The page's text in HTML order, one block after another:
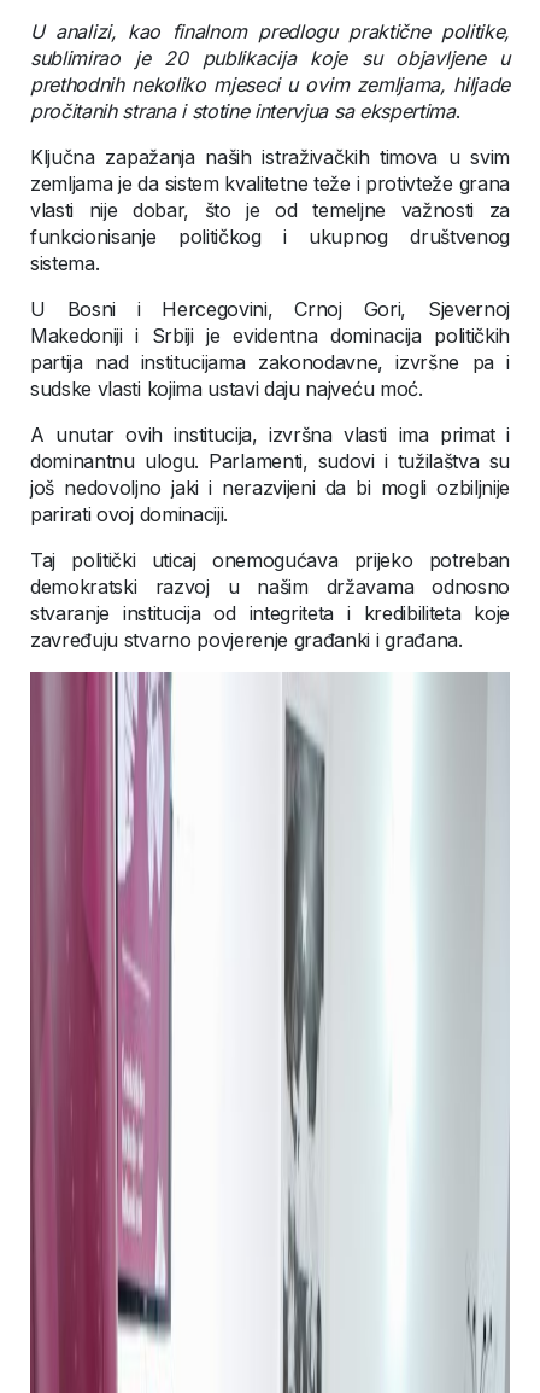
U analizi, kao finalnom predlogu praktične politike,
sublimirao je 20 publikacija koje su objavljene u
prethodnih nekoliko mjeseci u ovim zemljama, hiljade
pročitanih strana i stotine intervjua sa ekspertima.
Ključna zapažanja naših istraživačkih timova u svim
zemljama je da sistem kvalitetne teže i protivteže grana
vlasti nije dobar, što je od temeljne važnosti za
funkcionisanje političkog i ukupnog društvenog
sistema.
U Bosni i Hercegovini, Crnoj Gori, Sjevernoj
Makedoniji i Srbiji je evidentna dominacija političkih
partija nad institucijama zakonodavne, izvršne pa i
sudske vlasti kojima ustavi daju najveću moć.
A unutar ovih institucija, izvršna vlasti ima primat i
dominantnu ulogu. Parlamenti, sudovi i tužilaštva su
još nedovoljno jaki i nerazvijeni da bi mogli ozbiljnije
parirati ovoj dominaciji.
Taj politički uticaj onemogućava prijeko potreban
demokratski razvoj u našim državama odnosno
stvaranje institucija od integriteta i kredibiliteta koje
zavređuju stvarno povjerenje građanki i građana.